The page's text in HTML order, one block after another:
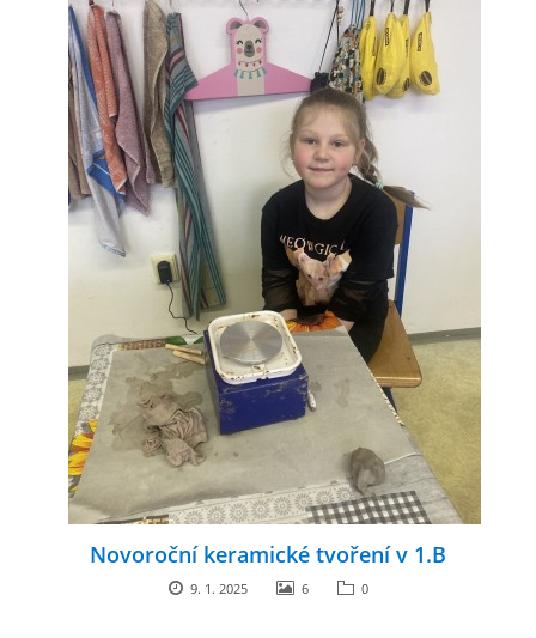
Novoroční keramické tvoření v 1.B
9. 1. 2025 6 0